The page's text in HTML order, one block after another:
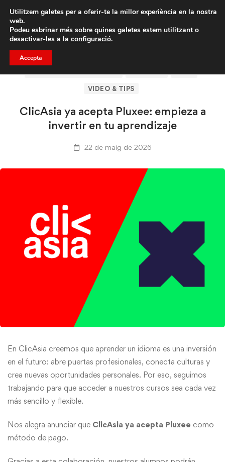
Porta un amic i emporteu-vos un total de 75€ de
descompte.
VIDEO & TIPS
ClicAsia ya acepta Pluxee: empieza a
invertir en tu aprendizaje
22 de maig de 2026
En ClicAsia creemos que aprender un idioma es una inversión
en el futuro: abre puertas profesionales, conecta culturas y
crea nuevas oportunidades personales. Por eso, seguimos
trabajando para que acceder a nuestros cursos sea cada vez
más sencillo y flexible.
Nos alegra anunciar que ClicAsia ya acepta Pluxee como
método de pago.
Utilitzem galetes per a oferir-te la millor experiència en la nostra
web.
Podeu esbrinar més sobre quines galetes estem utilitzant o
desactivar-les a la configuració.
Accepta